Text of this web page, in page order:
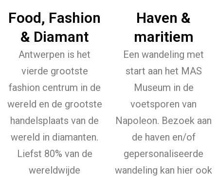
Food, Fashion
& Diamant
Antwerpen is het
vierde grootste
fashion centrum in de
wereld en de grootste
handelsplaats van de
wereld in diamanten.
Liefst 80% van de
wereldwijde
Haven &
maritiem
Een wandeling met
start aan het MAS
Museum in de
voetsporen van
Napoleon. Bezoek aan
de haven en/of
gepersonaliseerde
wandeling kan hier ook